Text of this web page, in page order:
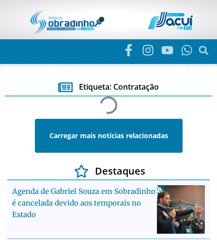
Etiqueta: Contratação
Carregar mais notícias relacionadas
Destaques
Agenda de Gabriel Souza em Sobradinho
é cancelada devido aos temporais no
Estado